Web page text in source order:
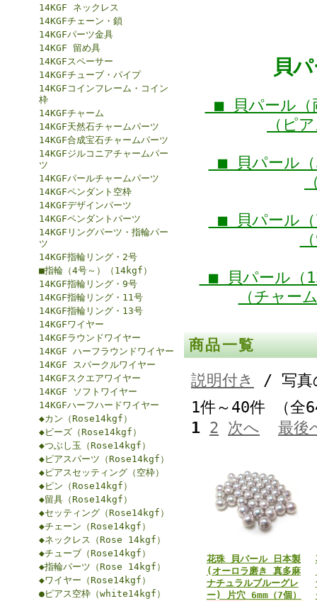
14KGF ネックレス
14KGFチェーン・鎖
14KGFパーツ金具
14KGF 留め具
14KGFスペーサー
14KGFチューブ・パイプ
14KGFコインフレーム・コイン
枠
14KGFチャーム
14KGF天然石チャームパーツ
14KGF合成宝石チャームパーツ
14KGFジルコニアチャームパー
ツ
14KGFパールチャームパーツ
14KGFペンダント空枠
14KGFデザインパーツ
14KGFペンダントパーツ
14KGFリングパーツ・指輪パー
ツ
14KGF指輪リング・2号
■指輪（4号～）（14kgf）
14KGF指輪リング・9号
14KGF指輪リング・11号
14KGF指輪リング・13号
14KGFワイヤー
14KGFラウンドワイヤー
14KGF ハーフラウンドワイヤー
14KGF スパークルワイヤー
14KGFスクエアワイヤー
14KGF ソフトワイヤー
14KGFハーフハードワイヤー
◆カン（Rose14kgf）
◆ビーズ（Rose14kgf）
◆つぶし玉（Rose14kgf）
◆ピアスパーツ（Rose14kgf）
◆ピアスセッティング（空枠）
◆ピン（Rose14kgf）
◆留具（Rose14kgf）
◆セッティング（Rose14kgf）
◆チェーン（Rose14kgf）
◆ネックレス（Rose 14kgf）
◆チューブ（Rose14kgf）
◆指輪パーツ（Rose 14kgf）
◆ワイヤー（Rose14kgf）
●ピアス空枠（white14kgf）
貝
■ 貝パール（
（ピ
■ 貝パール（
■ 貝パール（
■ 貝パール（
（チャー
商品一覧
説明付き
/ 写真
1件～40件 （
1 2 次へ 最後
花珠 貝パール 日本製
(オーロラ磨き 真多麻
ナチュラルブルーグレ
ー) 片穴 6mm（7個）